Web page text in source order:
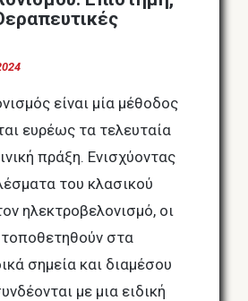
είναι μία μέθοδος
ευρέως τα τελευταία
πράξη. Ενισχύοντας
του κλασικού
ηλεκτροβελονισμό, οι
στα
σημεία και διαμέσου
με μια ειδική